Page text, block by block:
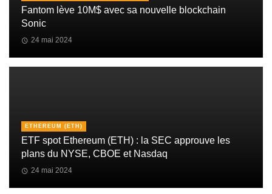
Fantom lève 10M$ avec sa nouvelle blockchain
Sonic
24 mai 2024
ETHEREUM (ETH)
ETF spot Ethereum (ETH) : la SEC approuve les
plans du NYSE, CBOE et Nasdaq
24 mai 2024